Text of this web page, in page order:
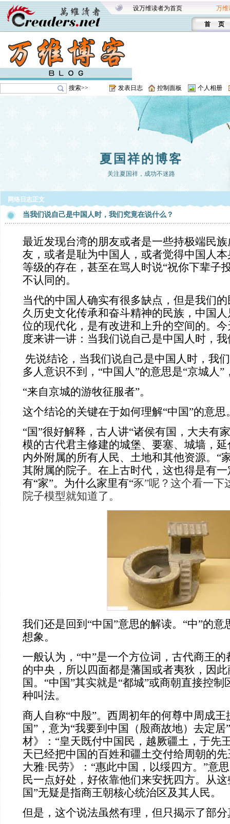
设万维读者为首页 万维
首 页
搜索>> 发表日志 控制面板 个人相册
夏国祥的博客
关注夏国祥，成功不迷路
网络日志正文
当我们说自己是中国人时，我们究竟在说什么？
最近发现台湾的朋友或者是一些持极端民
友，或者是耻为中国人，或者觉得中国人
等级的存在，甚至在骂人时说“祝你下辈子
不认同的。
当代的中国人确实有很多缺点，但是我们
久历史文化传承和奋斗精神的民族，中国
位的现代化，是有改进和上升的空间的。
度来讲一讲：当我们说自己是中国人时，
先说结论，当我们说自己是中国人时，我
多人意识不到， “中国人”的意思是“京城人
“来自京城的游牧征服者”。
这个结论的关键在于如何理解“中国”的意思
“国”很好解释，古人讲“诸侯有国，大夫有
模的古代君主修建的城堡、要塞、城墙，
内外附属的所有人民、土地和其他资源。“
其附属的院子。在上古时代，这也得是有
有“家”。为什么家里有“豕”呢？这个看一下
院子模型就知道了。
我们还是回到 “中国”意思的解读。“中”的
想象。
一般认为， “中”是一个方位词，古代商王
的中央，所以四面都是藩国或者夷狄，因
国。“中国”其实就是“都城”或商朝直接控
种叫法。
商人自称“中殷”。西周初年的何尊中周成王
国”，意为“我要到中国（殷商故地）去定居
材》：“皇天既付中国民，越厥疆土，于先
天已经把中国的百姓和疆土交付给周朝的先
大雅·民劳》：“惠此中国，以绥四方。”意
民一点好处，好依靠他们来安抚四方。从
国”无疑是指商王朝核心统治区及其人民。
但是，这个说法虽然有理，但只揭示了部分